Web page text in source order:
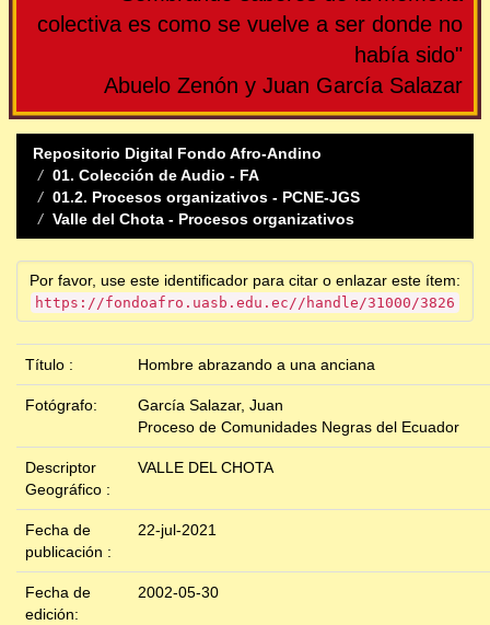
colectiva es como se vuelve a ser donde no
había sido"
Abuelo Zenón y Juan García Salazar
Repositorio Digital Fondo Afro-Andino
01. Colección de Audio - FA
01.2. Procesos organizativos - PCNE-JGS
Valle del Chota - Procesos organizativos
Por favor, use este identificador para citar o enlazar este ítem:
https://fondoafro.uasb.edu.ec//handle/31000/3826
Título : Hombre abrazando a una anciana
Fotógrafo:
García Salazar, Juan
Proceso de Comunidades Negras del Ecuador
Descriptor
Geográfico :
VALLE DEL CHOTA
Fecha de
publicación :
22-jul-2021
Fecha de
edición:
2002-05-30